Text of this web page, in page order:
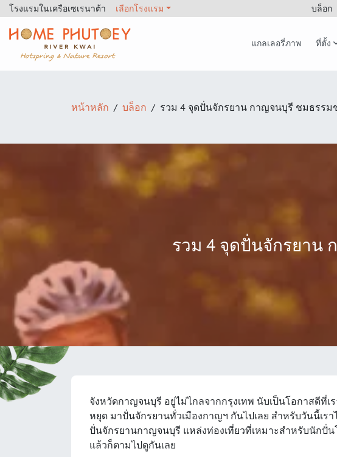
โรงแรมในเครือเซเรนาต้า เลือกโรงแรม บล็อก
แกลเลอรี่ภาพ ที่ตั้ง
หน้าหลัก บล็อก รวม 4 จุดปั่นจักรยาน กาญจนบุรี ชมธรรม
รวม 4 จุดปั่นจักรยาน
จังหวัดกาญจนบุรี อยู่ไม่ไกลจากกรุงเทพ นับเป็นโอกาสดีที่เ
หยุด มาปั่นจักรยานทั่วเมืองกาญฯ กันไปเลย สำหรับวันนี้เร
ปั่นจักรยานกาญจนบุรี แหล่งท่องเที่ยวที่เหมาะสำหรับนักปั่
แล้วก็ตามไปดูกันเลย